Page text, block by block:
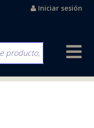
Iniciar sesión